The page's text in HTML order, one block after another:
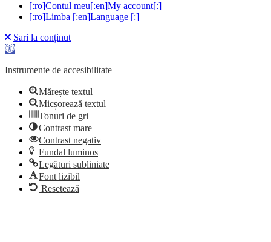
[:ro]Contul meu[:en]My account[:]
[:ro]Limba [:en]Language [:]
Sari la conținut
Deschide bara de unelte
Instrumente de accesibilitate
Mărește textul
Micșorează textul
Tonuri de gri
Contrast mare
Contrast negativ
Fundal luminos
Legături subliniate
Font lizibil
Resetează